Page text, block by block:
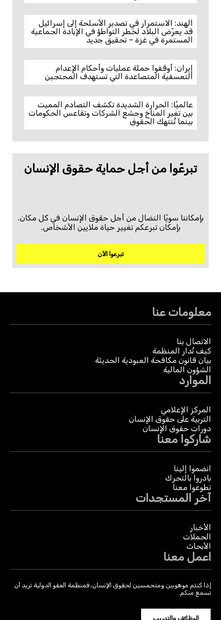
الهند: الاستمرار في تصدير الأسلحة إلى إسرائيل
قد يعرّض البلاد لخطر التواطؤ في الإبادة الجماعية
المستمرة في غزة – تحقيق جديد
إيران: أوقفوا حملة عمليات وأحكام الإعدام
التعسفية المتصاعدة التي تستهدف المحتجين
عالميًا: الحرارة الشديدة تكشف التصادم المميت
بين تغير المناخ وجشع الشركات وتقاعس الحكومات
بينما تُنتهك الحقوق
تبرعّوا من أجل حماية حقوق الإنسان
بإمكاننا سويًا النضال من أجل حقوق الإنسان في كل مكان.
بإمكان تبرعكم تغيير حياة ملايين الأشخاص.
تبرعوا الآن
معلومات عنا
الاتصال بنا
كيف تُدار المنظمة
بيان قانون مكافحة العبودية الحديثة
الشؤون المالية
الموارد
المركز الإعلامي
التربية على حقوق الإنسان
دورات حقوق الإنسان
شاركوا معنا
انضموا إلينا
بادروا بالتحرك
تطوعوا معنا
آخر المستجدات
الأخبار
الحملات
الأبحاث
اعمل معنا
إذا كنتم موهوبين ومتحمسين لحقوق الإنسان، فمنظمة العفو الدولية تريد أن
تسمع منكم.
الوظائف والتدريب